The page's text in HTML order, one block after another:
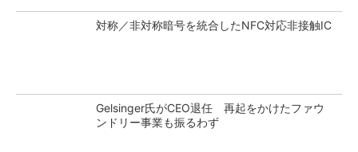
対称／非対称暗号を統合したNFC対応非接触IC
Gelsinger氏がCEO退任 再起をかけたファウ
ンドリー事業も振るわず